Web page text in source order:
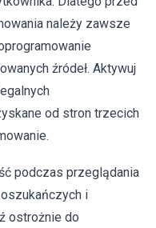
należy zawsze
źródeł. Aktywuj
od stron trzecich
podczas przeglądania
i
ostrożnie do